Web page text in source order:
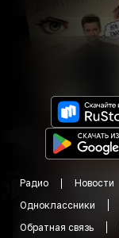
Радио Новости
Одноклассники
Обратная связь